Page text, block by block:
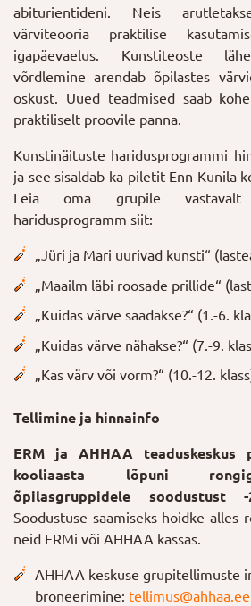
abiturientideni. Neis
värviteooria praktilise
igapäevaelus. Kunstiteoste
võrdlemine arendab õpilastes
oskust. Uued teadmised saab
praktiliselt proovile panna.
Kunstinäituste haridusprogrammi
ja see sisaldab ka piletit Enn Kunila
Leia oma grupile vastavalt
haridusprogramm siit:
„Jüri ja Mari uurivad kunsti“
„Maailm läbi roosade prillide“
„Kuidas värve saadakse?“ (1.-6.
„Kuidas värve nähakse?“ (7.-9.
„Kas värv või vorm?“ (10.-12.
Tellimine ja hinnainfo
ERM ja AHHAA teaduskeskus
kooliaasta lõpuni
õpilasgruppidele soodustust
Soodustuse saamiseks hoidke alles
neid ERMi või AHHAA kassas.
AHHAA keskuse grupitellimuste
broneerimine: tellimus@ahhaa.ee